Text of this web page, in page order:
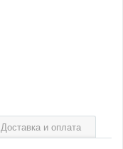
Доставка и оплата